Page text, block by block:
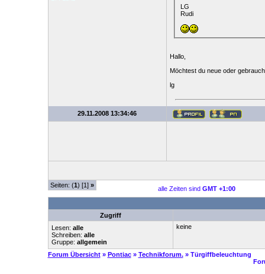
LG
Rudi
Hallo,
Möchtest du neue oder
lg
29.11.2008 13:34:46
Seiten: (1) [1] » alle Zeiten sind GMT +1:00
Zugriff
Lesen: alle
Schreiben: alle
Gruppe: allgemein
keine
Forum Übersicht » Pontiac » Technikforum. » Türgiffbeleuchtung